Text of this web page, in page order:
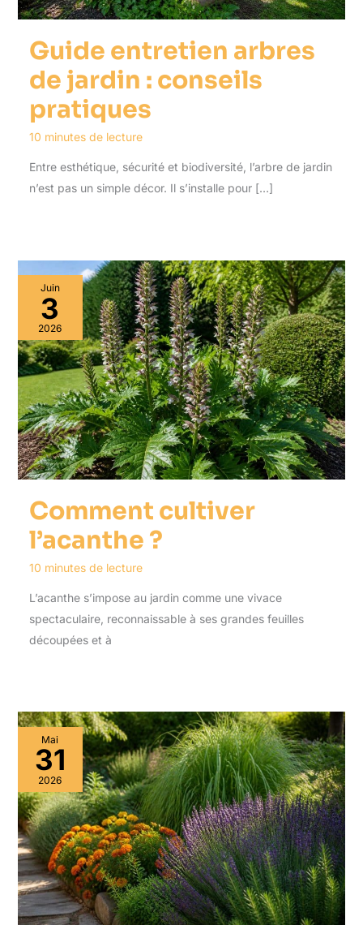
Guide entretien arbres
de jardin : conseils
pratiques
10 minutes de lecture
Entre esthétique, sécurité et biodiversité, l’arbre de jardin
n’est pas un simple décor. Il s’installe pour […]
Juin
3
2026
Comment cultiver
l’acanthe ?
10 minutes de lecture
L’acanthe s’impose au jardin comme une vivace
spectaculaire, reconnaissable à ses grandes feuilles
découpées et à
Mai
31
2026